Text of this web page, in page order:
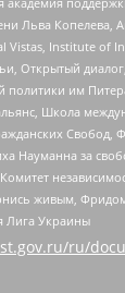
Льва Копелева,
Vistas, Institute of
Открытый
политики им
Школа
Свобод,
Науманна за
живым,
Лига Украины
ru/